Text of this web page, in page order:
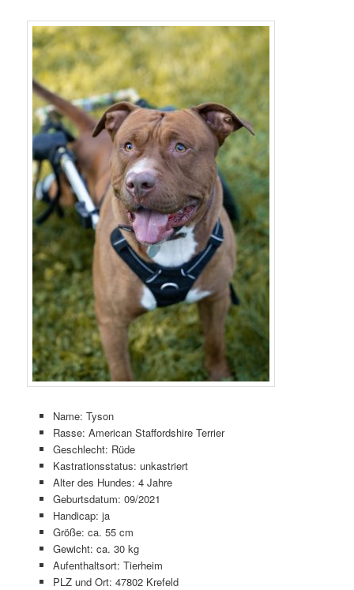
Name: Tyson
Rasse: American Staffordshire Terrier
Geschlecht: Rüde
Kastrationsstatus: unkastriert
Alter des Hundes: 4 Jahre
Geburtsdatum: 09/2021
Handicap: ja
Größe: ca. 55 cm
Gewicht: ca. 30 kg
Aufenthaltsort: Tierheim
PLZ und Ort: 47802 Krefeld